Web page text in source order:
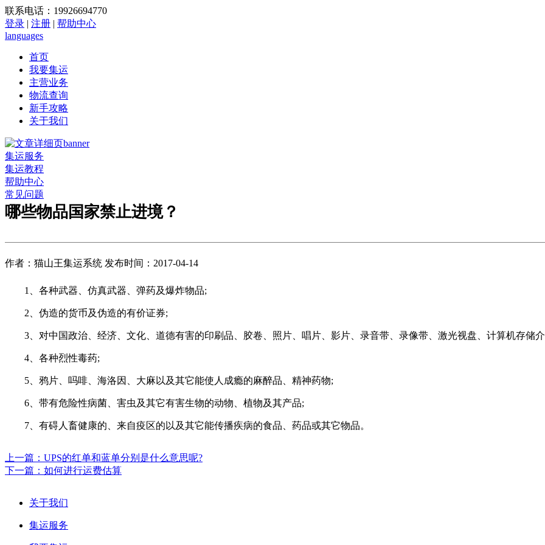
联系电话：19926694770
登录 | 注册 | 帮助中心
languages
首页
我要集运
主营业务
物流查询
新手攻略
关于我们
集运服务
集运教程
帮助中心
常见问题
哪些物品国家禁止进境？
作者：猫山王集运系统 发布时间：2017-04-14
1、各种武器、仿真武器、弹药及爆炸物品;
2、伪造的货币及伪造的有价证券;
3、对中国政治、经济、文化、道德有害的印刷品、胶卷、照片、唱片、影片、录音带、录像带、激光视盘、计算机存储
4、各种烈性毒药;
5、鸦片、吗啡、海洛因、大麻以及其它能使人成瘾的麻醉品、精神药物;
6、带有危险性病菌、害虫及其它有害生物的动物、植物及其产品;
7、有碍人畜健康的、来自疫区的以及其它能传播疾病的食品、药品或其它物品。
上一篇：UPS的红单和蓝单分别是什么意思呢?
下一篇：如何进行运费估算
关于我们
集运服务